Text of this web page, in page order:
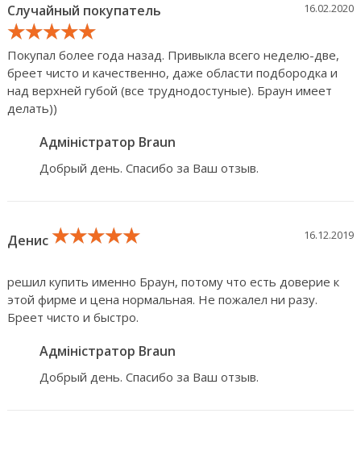
Случайный покупатель
★★★★★
★★★★★
★★★★★
16.02.2020
Покупал более года назад. Привыкла всего неделю-две,
бреет чисто и качественно, даже области подбородка и
над верхней губой (все труднодостуные). Браун имеет
делать))
Адміністратор Braun
Добрый день. Спасибо за Ваш отзыв.
Денис ★★★★★
★★★★★
★★★★★ 16.12.2019
решил купить именно Браун, потому что есть доверие к
этой фирме и цена нормальная. Не пожалел ни разу.
Бреет чисто и быстро.
Адміністратор Braun
Добрый день. Спасибо за Ваш отзыв.